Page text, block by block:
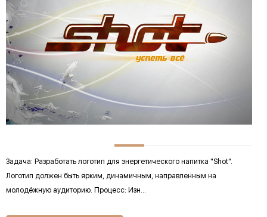
Задача: Разработать логотип для энергетического напитка "Shot".
Логотип должен быть ярким, динамичным, направленным на
молодёжную аудиторию. Процесс: Изн...